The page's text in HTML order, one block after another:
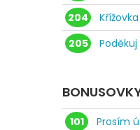
204
Křížovka
205
101 Prosím